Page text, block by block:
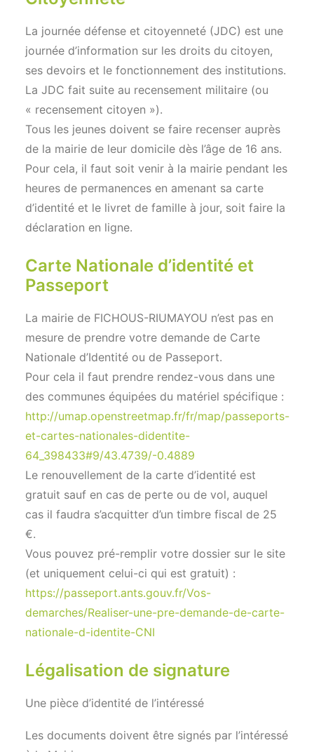
La journée défense et citoyenneté (JDC) est une
journée d’information sur les droits du citoyen,
ses devoirs et le fonctionnement des institutions.
La JDC fait suite au recensement militaire (ou
« recensement citoyen »).
Tous les jeunes doivent se faire recenser auprès
de la mairie de leur domicile dès l’âge de 16 ans.
Pour cela, il faut soit venir à la mairie pendant les
heures de permanences en amenant sa carte
d’identité et le livret de famille à jour, soit faire la
déclaration en ligne.
Carte Nationale d’identité et
Passeport
La mairie de FICHOUS-RIUMAYOU n’est pas en
mesure de prendre votre demande de Carte
Nationale d’Identité ou de Passeport.
Pour cela il faut prendre rendez-vous dans une
des communes équipées du matériel spécifique :
http://umap.openstreetmap.fr/fr/map/passeports-
et-cartes-nationales-didentite-
64_398433#9/43.4739/-0.4889
Le renouvellement de la carte d’identité est
gratuit sauf en cas de perte ou de vol, auquel
cas il faudra s’acquitter d’un timbre fiscal de 25
€.
Vous pouvez pré-remplir votre dossier sur le site
(et uniquement celui-ci qui est gratuit) :
https://passeport.ants.gouv.fr/Vos-
demarches/Realiser-une-pre-demande-de-carte-
nationale-d-identite-CNI
Légalisation de signature
Une pièce d’identité de l’intéressé
Les documents doivent être signés par l’intéressé